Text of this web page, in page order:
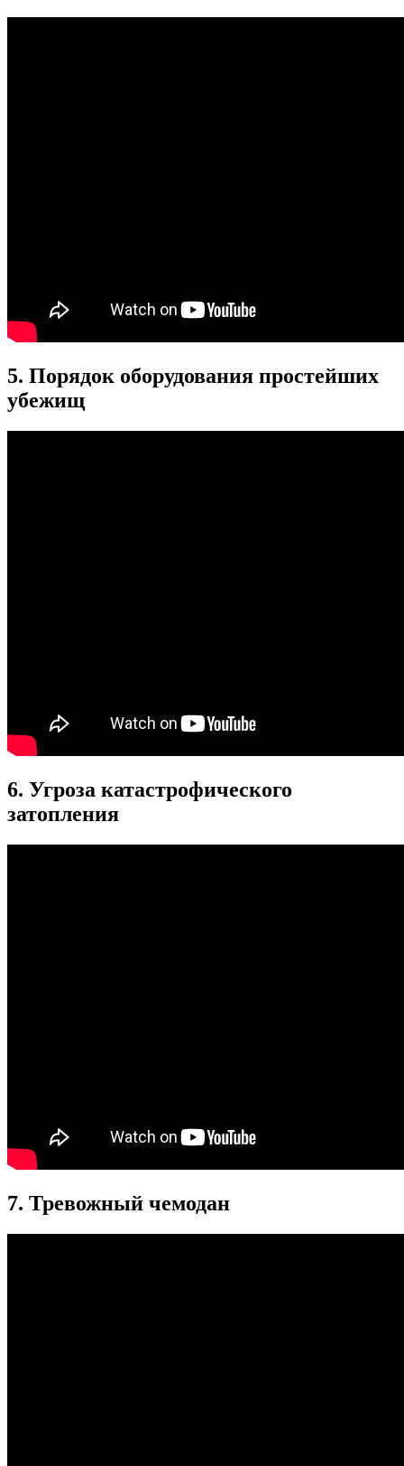
5. Порядок оборудования простейших
убежищ
6. Угроза катастрофического
затопления
7. Тревожный чемодан